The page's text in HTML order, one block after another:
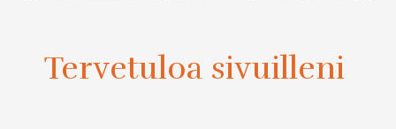
Tervetuloa sivuilleni